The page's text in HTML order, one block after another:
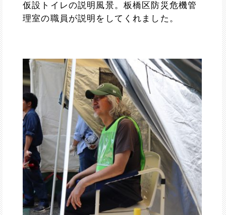
仮設トイレの説明風景。板橋区防災危機管
理室の職員が説明をしてくれました。